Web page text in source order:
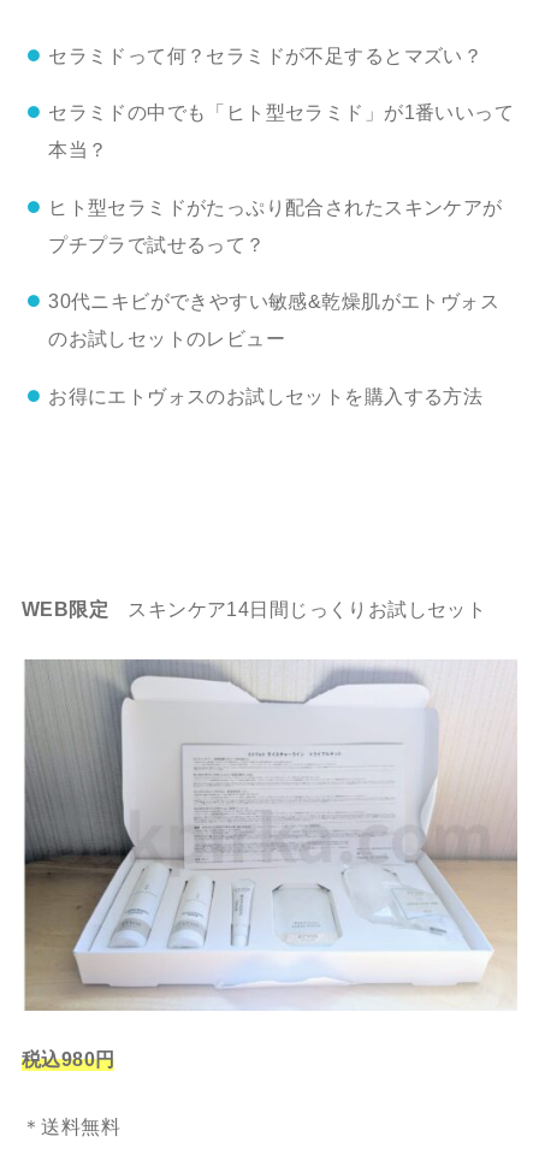
セラミドって何？セラミドが不足するとマズい？
セラミドの中でも「ヒト型セラミド」が1番いいって
本当？
ヒト型セラミドがたっぷり配合されたスキンケアが
プチプラで試せるって？
30代ニキビができやすい敏感&乾燥肌がエトヴォス
のお試しセットのレビュー
お得にエトヴォスのお試しセットを購入する方法
WEB限定 スキンケア14日間じっくりお試しセット
税込980円
＊送料無料